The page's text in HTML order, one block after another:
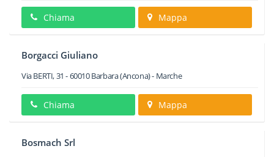
Chiama Mappa
Borgacci Giuliano
Via BERTI, 31 -60010Barbara(Ancona) - Marche
Chiama Mappa
Bosmach Srl